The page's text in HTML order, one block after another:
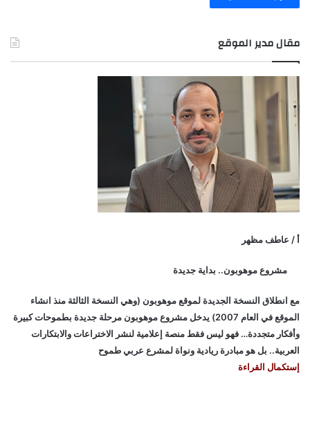
مقال مدير الموقع
أ / عاطف مظهر
مشروع موهوبون.. بداية جديدة
مع انطلاق النسخة الجديدة لموقع موهوبون (وهي النسخة الثالثة منذ انشاء
الموقع في العام 2007) يدخل مشروع موهوبون مرحلة جديدة بطموحات كبيرة
وأفكار متجددة… فهو ليس فقط منصة إعلامية لنشر الاختراعات والابتكارات
العربية.. بل هو مبادرة ريادية ونواة لمشرع عربي طموح
إستكمال القراءة